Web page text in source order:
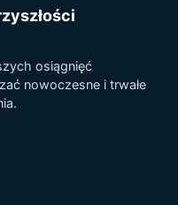
osiągnięć
nowoczesne i trwałe